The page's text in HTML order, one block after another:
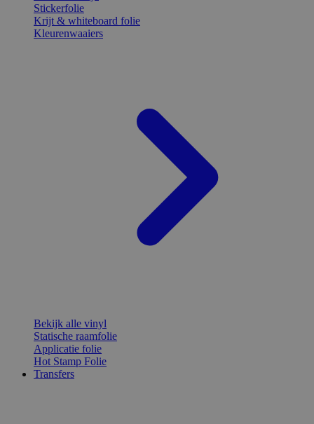
Stickerfolie
Krijt & whiteboard folie
Kleurenwaaiers
Bekijk alle vinyl
Statische raamfolie
Applicatie folie
Hot Stamp Folie
Transfers